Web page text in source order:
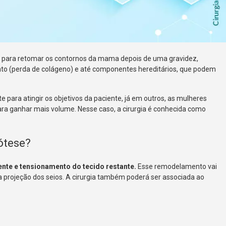
para retomar os contornos da mama depois de uma gravidez,
(perda de colágeno) e até componentes hereditários, que podem
para atingir os objetivos da paciente, já em outros, as mulheres
ganhar mais volume. Nesse caso, a cirurgia é conhecida como
e tensionamento do tecido restante. Esse remodelamento vai
dos seios. A cirurgia também poderá ser associada ao